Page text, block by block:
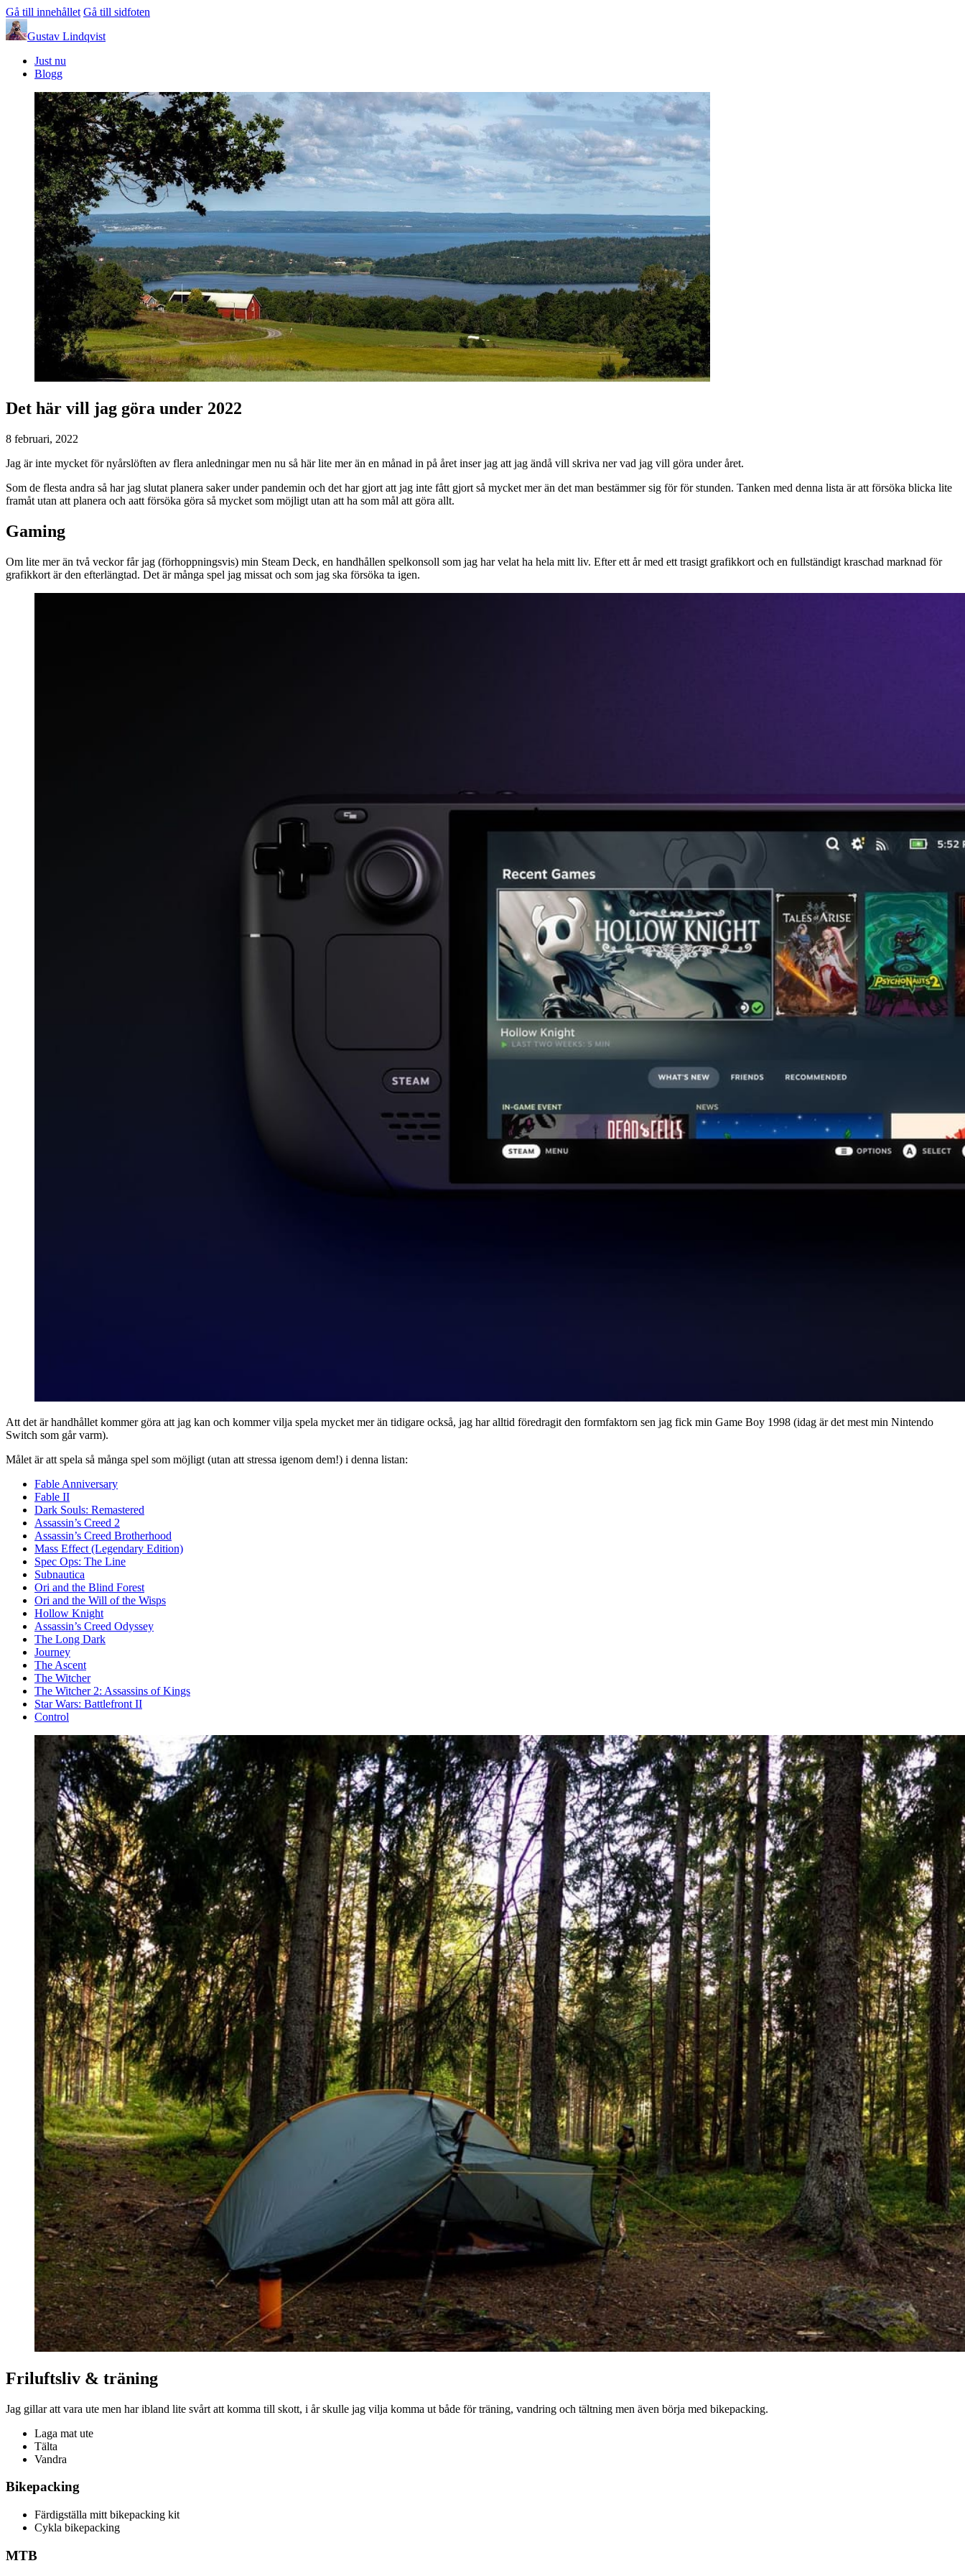
Gå till innehållet Gå till sidfoten
Gustav Lindqvist
Just nu
Blogg
Det här vill jag göra under 2022
8 februari, 2022
Jag är inte mycket för nyårslöften av flera anledningar men nu så här lite mer än en månad in på året inser jag att jag ändå vill skriva ner vad jag vill göra under året.
Som de flesta andra så har jag slutat planera saker under pandemin och det har gjort att jag inte fått gjort så mycket mer än det man bestämmer sig för för stunden. Tanken med denna lista är att försöka blicka lite
framåt utan att planera och aatt försöka göra så mycket som möjligt utan att ha som mål att göra allt.
Gaming
Om lite mer än två veckor får jag (förhoppningsvis) min Steam Deck, en handhållen spelkonsoll som jag har velat ha hela mitt liv. Efter ett år med ett trasigt grafikkort och en fullständigt kraschad marknad för
grafikkort är den efterlängtad. Det är många spel jag missat och som jag ska försöka ta igen.
Att det är handhållet kommer göra att jag kan och kommer vilja spela mycket mer än tidigare också, jag har alltid föredragit den formfaktorn sen jag fick min Game Boy 1998 (idag är det mest min Nintendo
Switch som går varm).
Målet är att spela så många spel som möjligt (utan att stressa igenom dem!) i denna listan:
Fable Anniversary
Fable II
Dark Souls: Remastered
Assassin’s Creed 2
Assassin’s Creed Brotherhood
Mass Effect (Legendary Edition)
Spec Ops: The Line
Subnautica
Ori and the Blind Forest
Ori and the Will of the Wisps
Hollow Knight
Assassin’s Creed Odyssey
The Long Dark
Journey
The Ascent
The Witcher
The Witcher 2: Assassins of Kings
Star Wars: Battlefront II
Control
Friluftsliv & träning
Jag gillar att vara ute men har ibland lite svårt att komma till skott, i år skulle jag vilja komma ut både för träning, vandring och tältning men även börja med bikepacking.
Laga mat ute
Tälta
Vandra
Bikepacking
Färdigställa mitt bikepacking kit
Cykla bikepacking
MTB